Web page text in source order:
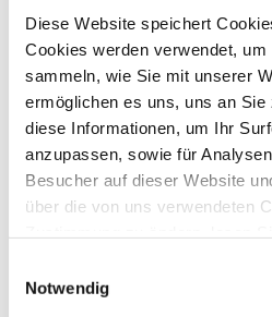
Diese Website speichert
Cookies werden verwendet,
sammeln, wie Sie mit unserer
ermöglichen es uns, uns an
diese Informationen, um Ihr
anzupassen, sowie für
Besucher auf dieser Website
über die von uns verwendeten
Notwendig
para conocer la
sus empleados. ...